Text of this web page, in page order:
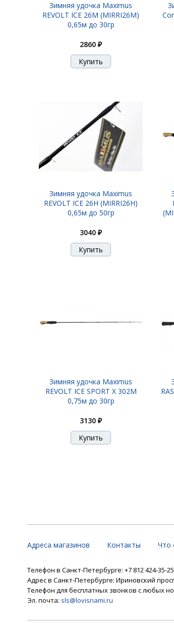
Зимняя удочка Maximus
REVOLT ICE 26M (MIRRI26M)
0,65м до 30гр
2860 ₽
Зимняя удочка Maximus
REVOLT ICE 26H (MIRRI26H)
0,65м до 50гр
3040 ₽
Зимняя удочка Maximus
REVOLT ICE SPORT X 302M
0,75м до 30гр
3130 ₽
Адреса магазинов Контакты Что
Телефон в Санкт-Петербурге: +7 812 424-35-25
Адрес в Санкт-Петербурге: Ириновский
Телефон для бесплатных звонков с любых
Эл. почта: sls@lovisnami.ru